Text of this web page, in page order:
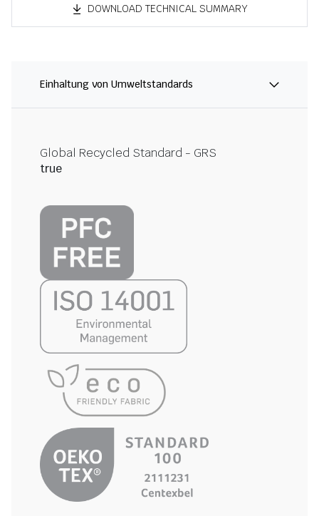
DOWNLOAD TECHNICAL SUMMARY
Einhaltung von Umweltstandards
Global Recycled Standard - GRS
true